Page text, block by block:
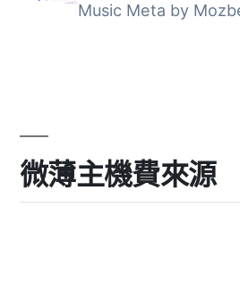
微薄主機費來源